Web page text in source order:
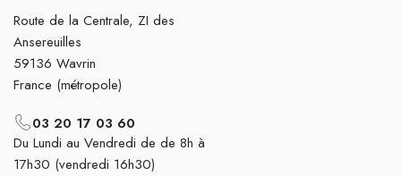
Route de la Centrale, ZI des
Ansereuilles
59136 Wavrin
France (métropole)
03 20 17 03 60
Du Lundi au Vendredi de de 8h à
17h30 (vendredi 16h30)